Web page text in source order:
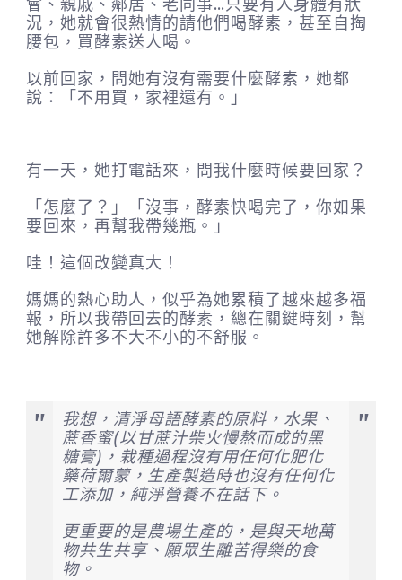
會、親戚、鄰居、老同事…只要有人身體有狀
況，她就會很熱情的請他們喝酵素，甚至自掏
腰包，買酵素送人喝。
以前回家，問她有沒有需要什麼酵素，她都
說：「不用買，家裡還有。」
有一天，她打電話來，問我什麼時候要回家？
「怎麼了？」「沒事，酵素快喝完了，你如果
要回來，再幫我帶幾瓶。」
哇！這個改變真大！
媽媽的熱心助人，似乎為她累積了越來越多福
報，所以我帶回去的酵素，總在關鍵時刻，幫
她解除許多不大不小的不舒服。
我想，清淨母語酵素的原料，水果、
蔗香蜜(以甘蔗汁柴火慢熬而成的黑
糖膏)，栽種過程沒有用任何化肥化
藥荷爾蒙，生產製造時也沒有任何化
工添加，純淨營養不在話下。
更重要的是農場生產的，是與天地萬
物共生共享、願眾生離苦得樂的食
物。